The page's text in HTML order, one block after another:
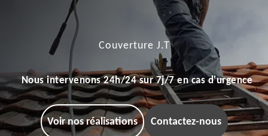
Couverture J.T
Nous intervenons 24h/24 sur 7j/7 en cas d'urgence
Voir nos réalisations Contactez-nous